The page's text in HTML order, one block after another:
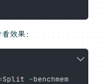
效果：
Split -benchmem